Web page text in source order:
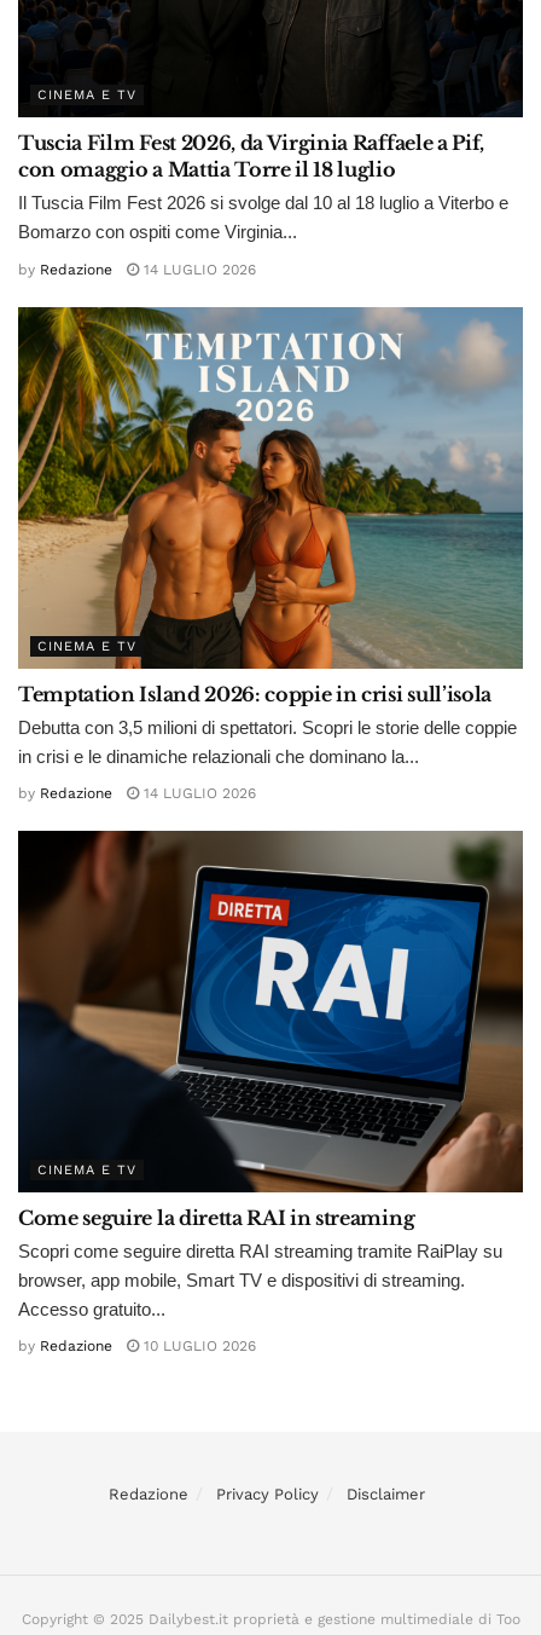
CINEMA E TV
Tuscia Film Fest 2026, da Virginia Raffaele a Pif,
con omaggio a Mattia Torre il 18 luglio
Il Tuscia Film Fest 2026 si svolge dal 10 al 18 luglio a Viterbo e
Bomarzo con ospiti come Virginia...
by Redazione 14 LUGLIO 2026
CINEMA E TV
Temptation Island 2026: coppie in crisi sull’isola
Debutta con 3,5 milioni di spettatori. Scopri le storie delle coppie
in crisi e le dinamiche relazionali che dominano la...
by Redazione 14 LUGLIO 2026
CINEMA E TV
Come seguire la diretta RAI in streaming
Scopri come seguire diretta RAI streaming tramite RaiPlay su
browser, app mobile, Smart TV e dispositivi di streaming.
Accesso gratuito...
by Redazione 10 LUGLIO 2026
Redazione Privacy Policy Disclaimer
Copyright © 2025 Dailybest.it proprietà e gestione multimediale di Too